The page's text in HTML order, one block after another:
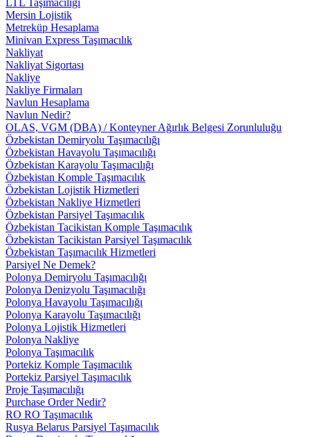
Mersin Lojistik
Metreküp Hesaplama
Minivan Express Taşımacılık
Nakliyat
Nakliyat Sigortası
Nakliye
Nakliye Firmaları
Navlun Hesaplama
Navlun Nedir?
OLAS, VGM (DBA) / Konteyner Ağırlık Belgesi Zorunluluğu
Özbekistan Demiryolu Taşımacılığı
Özbekistan Havayolu Taşımacılığı
Özbekistan Karayolu Taşımacılığı
Özbekistan Komple Taşımacılık
Özbekistan Lojistik Hizmetleri
Özbekistan Nakliye Hizmetleri
Özbekistan Parsiyel Taşımacılık
Özbekistan Tacikistan Komple Taşımacılık
Özbekistan Tacikistan Parsiyel Taşımacılık
Özbekistan Taşımacılık Hizmetleri
Parsiyel Ne Demek?
Polonya Demiryolu Taşımacılığı
Polonya Denizyolu Taşımacılığı
Polonya Havayolu Taşımacılığı
Polonya Karayolu Taşımacılığı
Polonya Lojistik Hizmetleri
Polonya Nakliye
Polonya Taşımacılık
Portekiz Komple Taşımacılık
Portekiz Parsiyel Taşımacılık
Proje Taşımacılığı
Purchase Order Nedir?
RO RO Taşımacılık
Rusya Belarus Parsiyel Taşımacılık